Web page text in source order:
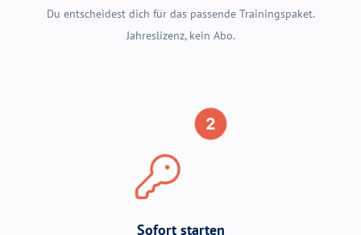
Du entscheidest dich für das passende Trainingspaket.
Jahreslizenz, kein Abo.
Sofort starten